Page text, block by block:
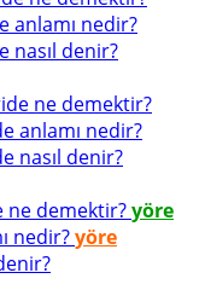
anlamı nedir?
nasıl denir?
ne demektir?
anlamı nedir?
nasıl denir?
ne demektir?yöre
nedir?yöre